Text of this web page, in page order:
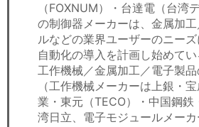
（FOXNUM）・台達電（台湾
の制御器メーカーは、金属加
ルなどの業界ユーザーのニーズ
自動化の導入を計画し始めてい
工作機械／金属加工／電子製
（工作機械メーカーは上銀・
業・東元（TECO）・中国鋼鉄
湾日立、電子モジュールメー